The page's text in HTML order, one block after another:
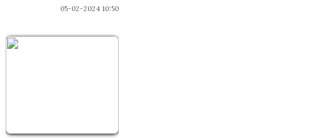
05-02-2024 10:50